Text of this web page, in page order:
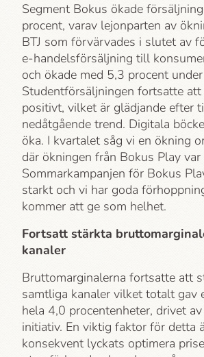
Segment Bokus ökade
procent, varav lejonparten av
BTJ som förvärvades i slutet av
e-handelsförsäljning till
och ökade med 5,3 procent
Studentförsäljningen fortsatte att
positivt, vilket är glädjande efter
nedåtgående trend. Digitala
öka. I kvartalet såg vi en ökning
där ökningen från Bokus Play var
Sommarkampanjen för Bokus
starkt och vi har goda
kommer att ge som helhet.
Fortsatt stärkta
kanaler
Bruttomarginalerna fortsatte att
samtliga kanaler vilket totalt gav
hela 4,0 procentenheter, drivet
initiativ. En viktig faktor för detta
konsekvent lyckats optimera